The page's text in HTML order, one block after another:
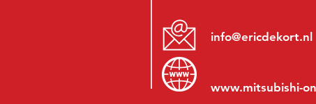
info@ericdekort.nl
www.mitsubishi-